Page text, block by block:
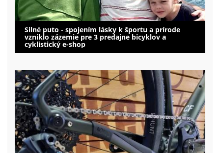
Silné puto - spojením lásky k športu a prírode
vzniklo zázemie pre 3 predajne bicyklov a
cyklistický e-shop